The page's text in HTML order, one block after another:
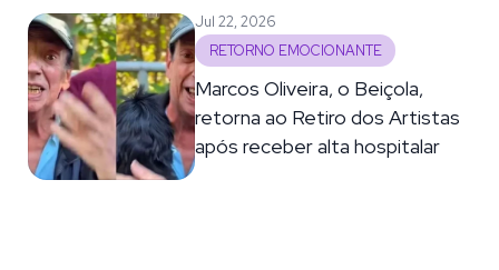
Jul 22, 2026
RETORNO EMOCIONANTE
Marcos Oliveira, o Beiçola,
retorna ao Retiro dos Artistas
após receber alta hospitalar